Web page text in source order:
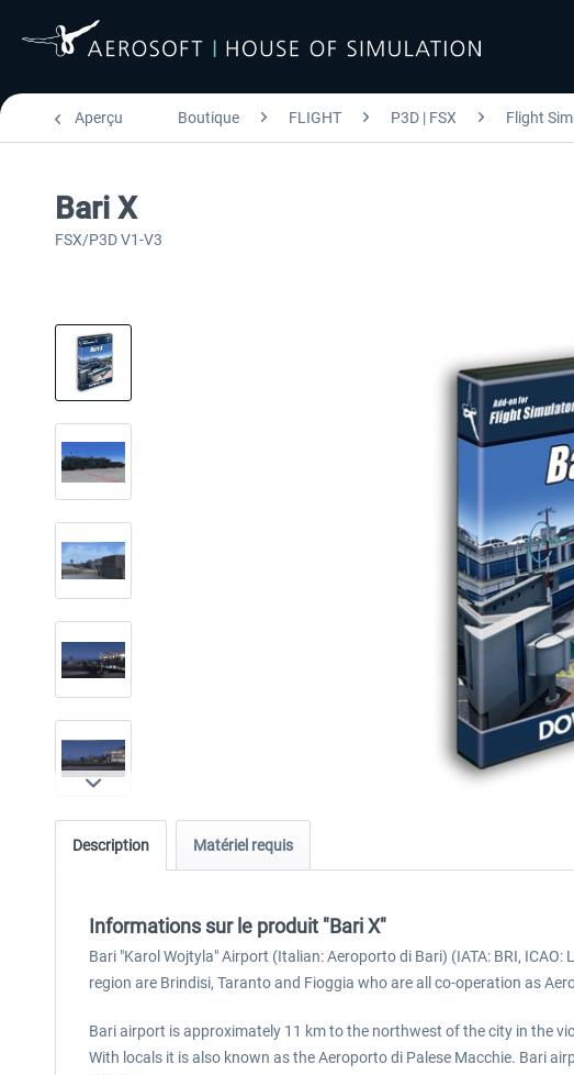
Aperçu Boutique FLIGHT P3D | FSX Flight
Bari X
FSX/P3D V1-V3
Description Matériel requis
Informations sur le produit "Bari X"
Bari "Karol Wojtyla" Airport (Italian: Aeroporto di Bari) (IATA: BRI,
region are Brindisi, Taranto and Fioggia who are all co-operation as
Bari airport is approximately 11 km to the northwest of the city in the
With locals it is also known as the Aeroporto di Palese Macchie. Bari